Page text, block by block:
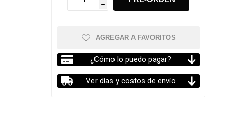
h
AGREGAR A FAVORITOS
¿Cómo lo puedo pagar?
Ver días y costos de envío